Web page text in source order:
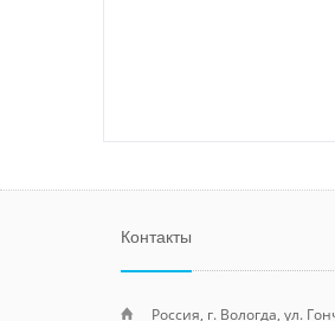
Контакты
Россия, г. Вологда, ул.